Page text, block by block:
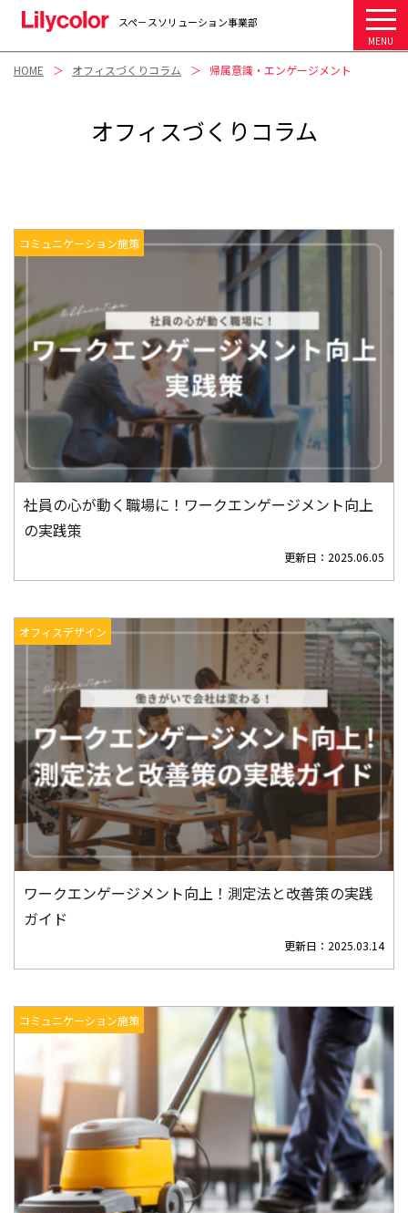
MENU
スペ－スソリューション事業部
HOME オフィスづくりコラム 帰属意識・エンゲージメント
オフィスづくりコラム
コミュニケーション施策
社員の心が動く職場に！ワークエンゲージメント向上
の実践策
更新日： 2025.06.05
オフィスデザイン
ワークエンゲージメント向上！測定法と改善策の実践
ガイド
更新日： 2025.03.14
コミュニケーション施策